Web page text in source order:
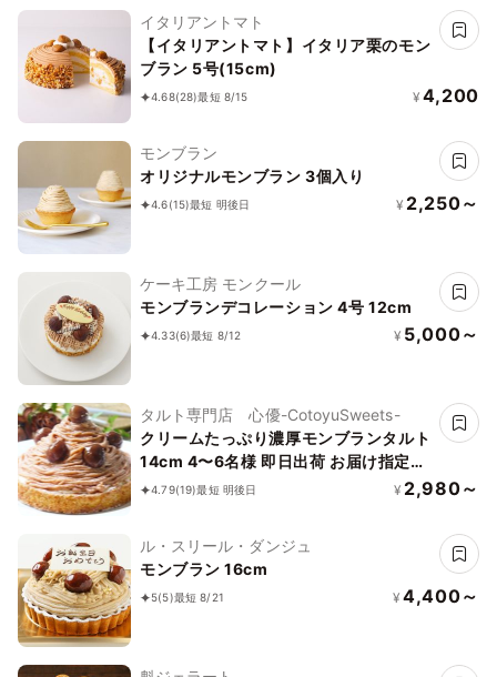
イタリアントマト
【イタリアントマト】イタリア栗のモン
ブラン 5号(15cm)
4.68(28)最短 8/15 ¥ 4,200
モンブラン
オリジナルモンブラン 3個入り
4.6(15)最短 明後日 ¥ 2,250～
ケーキ工房 モンクール
モンブランデコレーション 4号 12cm
4.33(6)最短 8/12 ¥ 5,000～
タルト専門店 心優-CotoyuSweets-
クリームたっぷり濃厚モンブランタルト
14cm 4〜6名様 即日出荷 お届け指定可
早割 お取り寄せ 誕生日ケーキ お中元
4.79(19)最短 明後日 ¥ 2,980～
ル・スリール・ダンジュ
モンブラン 16cm
5(5)最短 8/21 ¥ 4,400～